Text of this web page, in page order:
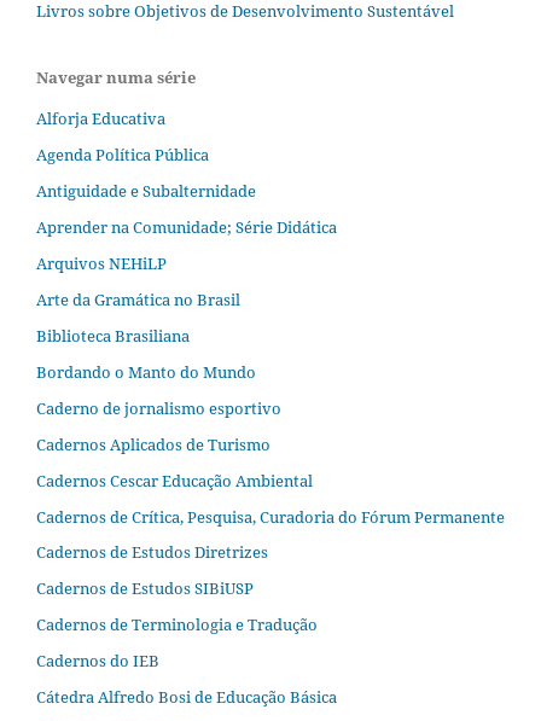
Livros sobre Objetivos de Desenvolvimento Sustentável
Navegar numa série
Alforja Educativa
Agenda Política Pública
Antiguidade e Subalternidade
Aprender na Comunidade; Série Didática
Arquivos NEHiLP
Arte da Gramática no Brasil
Biblioteca Brasiliana
Bordando o Manto do Mundo
Caderno de jornalismo esportivo
Cadernos Aplicados de Turismo
Cadernos Cescar Educação Ambiental
Cadernos de Crítica, Pesquisa, Curadoria do Fórum Permanente
Cadernos de Estudos Diretrizes
Cadernos de Estudos SIBiUSP
Cadernos de Terminologia e Tradução
Cadernos do IEB
Cátedra Alfredo Bosi de Educação Básica